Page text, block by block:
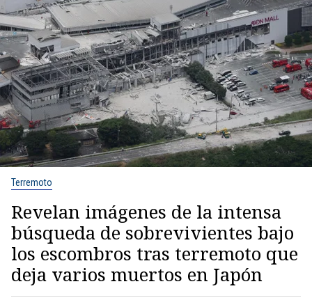
Terremoto
Revelan imágenes de la intensa
búsqueda de sobrevivientes bajo
los escombros tras terremoto que
deja varios muertos en Japón